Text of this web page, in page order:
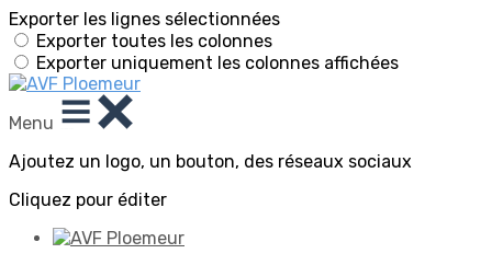
Exporter les lignes sélectionnées
Exporter toutes les colonnes
Exporter uniquement les colonnes affichées
Menu
Ajoutez un logo, un bouton, des réseaux sociaux
Cliquez pour éditer